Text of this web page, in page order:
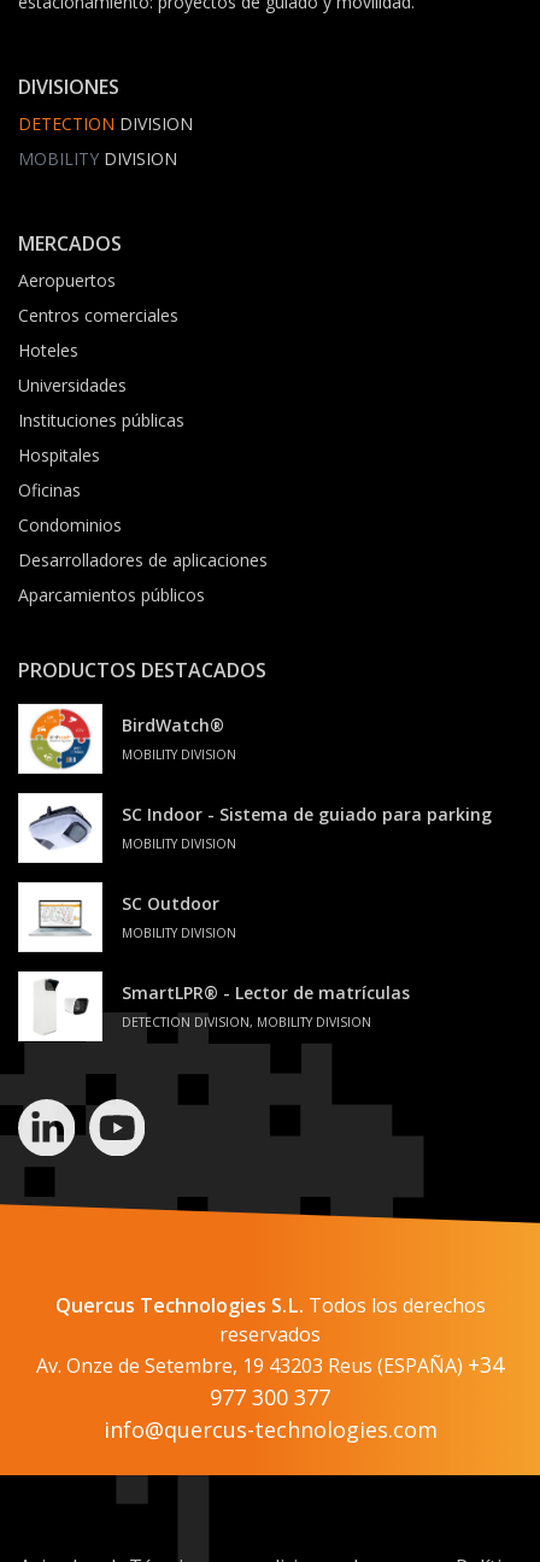
DIVISIONES
DETECTION DIVISION
MOBILITY DIVISION
MERCADOS
Aeropuertos
Centros comerciales
Hoteles
Universidades
Instituciones públicas
Hospitales
Oficinas
Condominios
Desarrolladores de aplicaciones
Aparcamientos públicos
PRODUCTOS DESTACADOS
BirdWatch®
MOBILITY DIVISION
SC Indoor - Sistema de guiado para parking
MOBILITY DIVISION
SC Outdoor
MOBILITY DIVISION
SmartLPR® - Lector de matrículas
DETECTION DIVISION, MOBILITY DIVISION
Quercus Technologies S.L. Todos los derechos
reservados
Av. Onze de Setembre, 19 43203 Reus (ESPAÑA) +34
977 300 377
info@quercus-technologies.com